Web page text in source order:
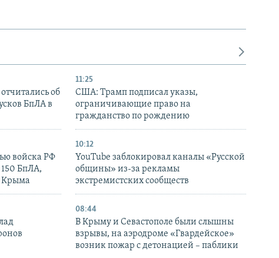
об
БпЛА в
11:25
США: Трамп подписал указы,
ограничивающие право на
гражданство по рождению
войска РФ
БпЛА,
Крыма
10:12
YouTube заблокировал каналы «Русской
общины» из-за рекламы
экстремистских сообществ
08:44
В Крыму и Севастополе были слышны
взрывы, на аэродроме «Гвардейское»
возник пожар с детонацией – паблики